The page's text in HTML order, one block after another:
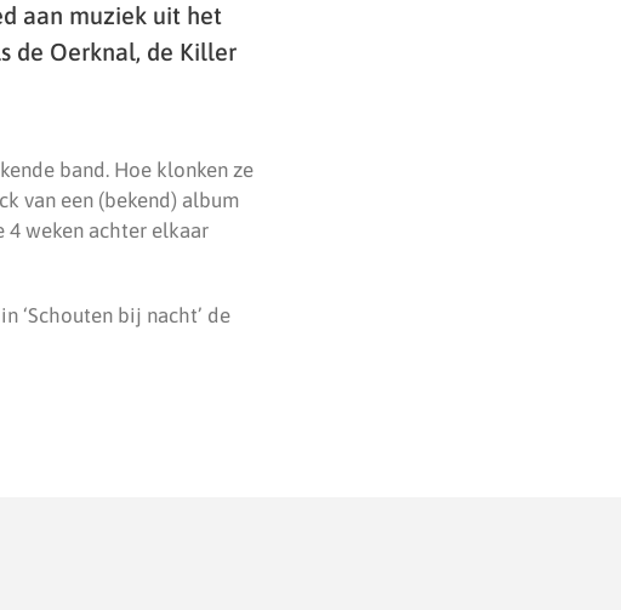
aan muziek uit het
de Oerknal, de Killer
band. Hoe klonken ze
van een (bekend) album
4 weken achter elkaar
‘Schouten bij nacht’ de